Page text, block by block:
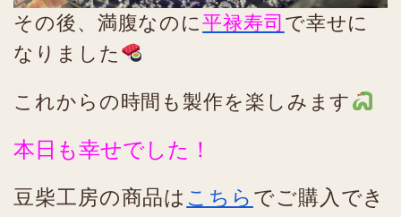
その後、満腹なのに平禄寿司で幸せに
なりました
これからの時間も製作を楽しみます
本日も幸せでした！
豆柴工房の商品は こちら でご購入でき